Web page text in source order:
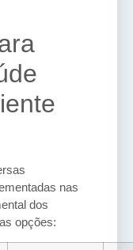
nas
dos
opções: